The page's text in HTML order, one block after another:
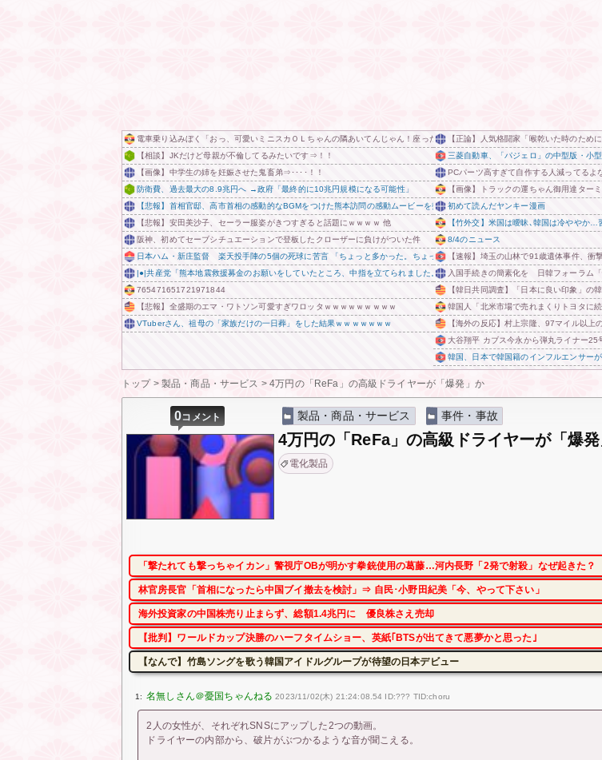
電車乗り込みぼく「おっ、可愛いミニスカＯＬちゃんの隣あいてんじゃん！座ったろ！」⇒！！
【相談】JKだけど母親が不倫してるみたいです⇒！！
【画像】中学生の姉を妊娠させた鬼畜弟⇒････！！
防衛費、過去最大の8.9兆円へ →政府「最終的に10兆円規模になる可能性」
【悲報】首相官邸、高市首相の感動的なBGMをつけた熊本訪問の感動ムービーを投稿
【悲報】安田美沙子、セーラー服姿がきつすぎると話題にｗｗｗｗ 他
阪神、初めてセーブシチュエーションで登板したクローザーに負けがついた件
日本ハム・新庄監督 楽天投手陣の5個の死球に苦言 「ちょっと多かった。ちょっと考えてもらいたい」
|●|共産党「熊本地震救援募金のお願いをしていたところ、中指を立てられました。中指がメガネに当たり、危うく怪我をする
765471651721971844
【悲報】全盛期のエマ・ワトソン可愛すぎワロッタｗｗｗｗｗｗｗｗｗ
VTuberさん、祖母の「家族だけの一日葬」をした結果ｗｗｗｗｗｗｗ
【正論】人気格闘家「喉乾いた時のため
三菱自動車、「パジェロ」の中型版・小
PCパーツ高すぎて自作する人減ってるよ
【画像】トラックの運ちゃん御用達ター
初めて読んだヤンキー漫画
【竹外交】米国は曖昧､韓国は冷ややか…
8/4のニュース
【速報】埼玉の山林で91歳遺体事件、衝
入国手続きの簡素化を 日韓フォーラム
【韓日共同調査】「日本に良い印象」
韓国人「北米市場で売れまくりトヨタに
【海外の反応】村上宗隆、97マイル以上
大谷翔平 カブス今永から弾丸ライナー
韓国、日本で韓国籍のインフルエンサー
トップ> 製品・商品・サービス >4万円の「ReFa」の高級ドライヤーが「爆発」か
0コメント 製品・商品・サービス 事件・事故
4万円の「ReFa」の高級ドライヤーが「爆
電化製品
「撃たれても撃っちゃイカン」警視庁OBが明かす拳銃使用の葛藤…河内長野「2発で射殺」なぜ起きた？
林官房長官「首相になったら中国ブイ撤去を検討」⇒ 自民･小野田紀美「今、やって下さい」
海外投資家の中国株売り止まらず、総額1.4兆円に 優良株さえ売却
【批判】ワールドカップ決勝のハーフタイムショー、英紙｢BTSが出てきて悪夢かと思った｣
【なんで】竹島ソングを歌う韓国アイドルグループが待望の日本デビュー
1: 2023/11/02(木) 21:24:08.54 ID:??? TID:choru
2人の女性が、それぞれSNSにアップした2つの動画。
ドライヤーの内部から、破片がぶつかるような音が聞こえる。